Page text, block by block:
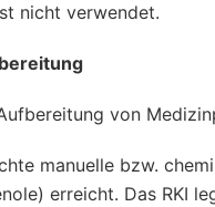
nicht verwendet.
von
manuelle bzw.
erreicht. Das RKI